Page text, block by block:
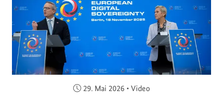
Veröffentlicht am:
29. Mai 2026 • Video